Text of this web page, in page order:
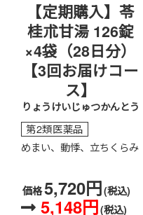
【定期購入】苓
桂朮甘湯 126錠
×4袋（28日分）
【3回お届けコー
ス】
りょうけいじゅつかんとう
第2類医薬品
めまい、動悸、立ちくらみ
価格5,720円(税込)
5,148円(税込)